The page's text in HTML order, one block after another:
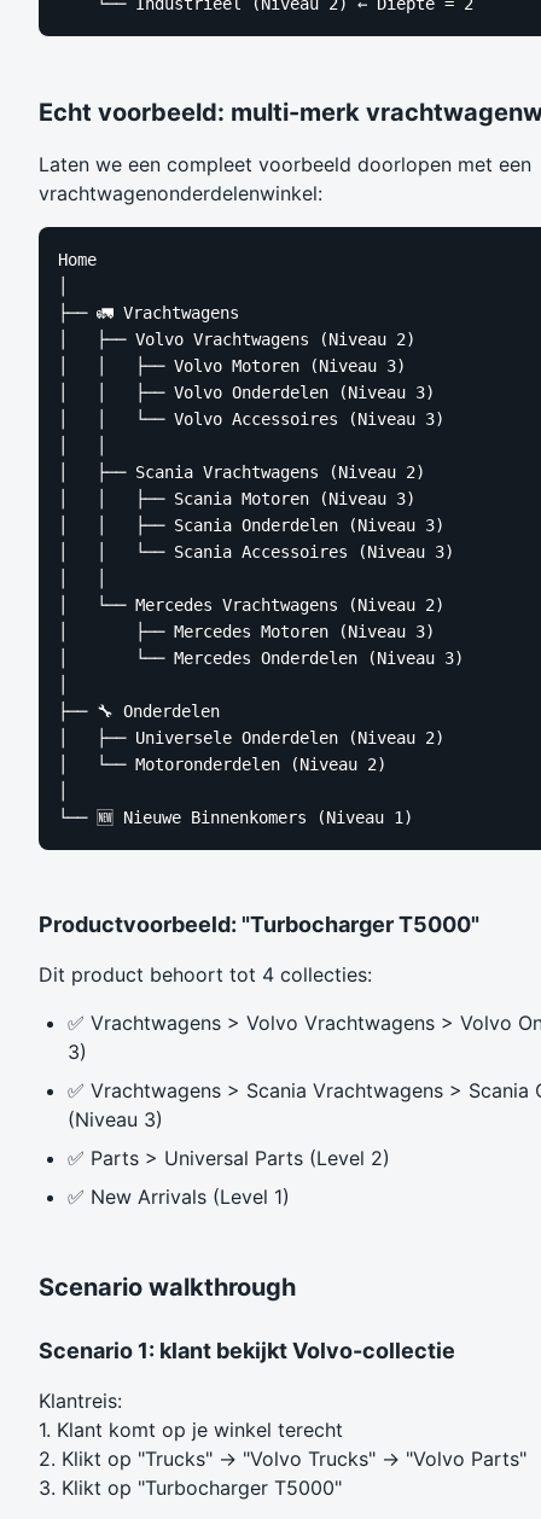
Echt voorbeeld: multi-merk
Laten we een compleet voorbeeld doorlopen met een
vrachtwagenonderdelenwinkel:
Home
├── 🚛 Vrachtwagens
│   ├── Volvo Vrachtwagens (Niveau 2)
│   │   ├── Volvo Motoren (Niveau 3)
│   │   ├── Volvo Onderdelen (Niveau 3)
│   │   └── Volvo Accessoires (Niveau 3)
│   ├── Scania Vrachtwagens (Niveau 2)
│   │   ├── Scania Motoren (Niveau 3)
│   │   ├── Scania Onderdelen (Niveau 3)
│   │   └── Scania Accessoires (Niveau 3)
│   └── Mercedes Vrachtwagens (Niveau 2)
│       ├── Mercedes Motoren (Niveau 3)
│       └── Mercedes Onderdelen (Niveau 3)
├── 🔧 Onderdelen
│   ├── Universele Onderdelen (Niveau 2)
│   └── Motoronderdelen (Niveau 2)
└── 🆕 Nieuwe Binnenkomers (Niveau 1)
Productvoorbeeld: "Turbocharger T5000"
Dit product behoort tot 4 collecties:
✅ Vrachtwagens > Volvo Vrachtwagens > Volvo
3)
✅ Vrachtwagens > Scania Vrachtwagens > Scania
(Niveau 3)
✅ Parts > Universal Parts (Level 2)
✅ New Arrivals (Level 1)
Scenario walkthrough
Scenario 1: klant bekijkt Volvo-collectie
Klantreis:
1. Klant komt op je winkel terecht
2. Klikt op "Trucks" → "Volvo Trucks" → "Volvo Parts"
3. Klikt op "Turbocharger T5000"